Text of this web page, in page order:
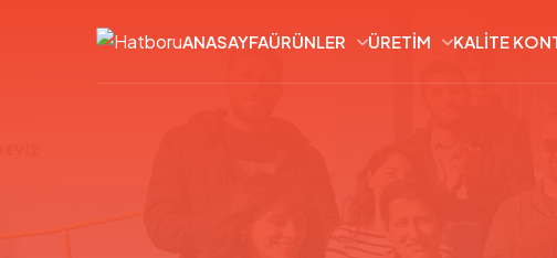
ANASAYFAÜRÜNLER ÜRETIM KALITE